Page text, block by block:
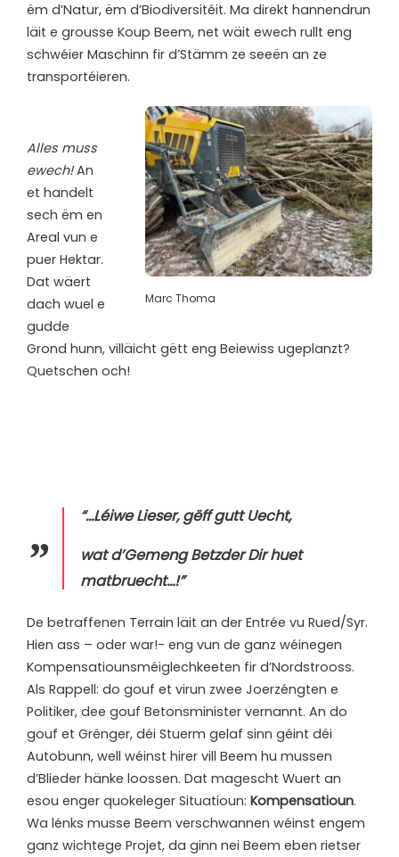
ëm d’Natur, ëm d’Biodiversitéit. Ma direkt hannendrun
läit e grousse Koup Beem, net wäit ewech rullt eng
schwéier Maschinn fir d’Stämm ze seeën an ze
transportéieren.
Marc Thoma
Alles muss
ewech!An
et handelt
sech ëm en
Areal vun e
puer Hektar.
Dat wäert
dach wuel e
gudde
Grond hunn, villäicht gëtt eng Beiewiss ugeplanzt?
Quetschen och!
“…Léiwe Lieser, gëff gutt Uecht,
wat d’Gemeng Betzder Dir huet
matbruecht…!”
De betraffenen Terrain läit an der Entrée vu Rued/Syr.
Hien ass – oder war!- eng vun de ganz wéinegen
Kompensatiounsméiglechkeeten fir d’Nordstrooss.
Als Rappell: do gouf et virun zwee Joerzéngten e
Politiker, dee gouf Betonsminister vernannt. An do
gouf et Grénger, déi Stuerm gelaf sinn géint déi
Autobunn, well wéinst hirer vill Beem hu mussen
d’Blieder hänke loossen. Dat magescht Wuert an
esou enger quokeleger Situatioun: Kompensatioun.
Wa lénks musse Beem verschwannen wéinst engem
ganz wichtege Projet, da ginn nei Beem eben rietser